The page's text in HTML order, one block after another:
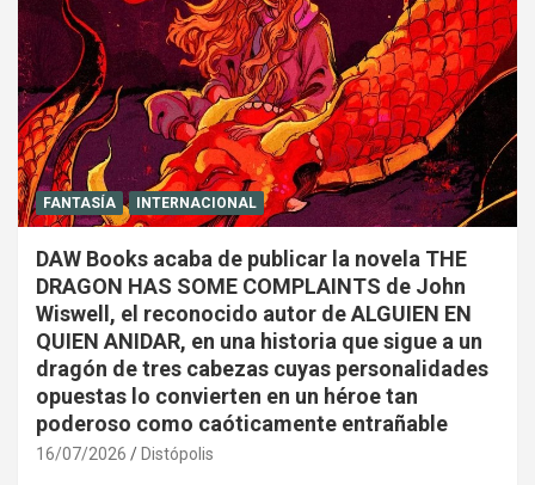
FANTASÍA INTERNACIONAL
DAW Books acaba de publicar la novela THE
DRAGON HAS SOME COMPLAINTS de John
Wiswell, el reconocido autor de ALGUIEN EN
QUIEN ANIDAR, en una historia que sigue a un
dragón de tres cabezas cuyas personalidades
opuestas lo convierten en un héroe tan
poderoso como caóticamente entrañable
16/07/2026 Distópolis